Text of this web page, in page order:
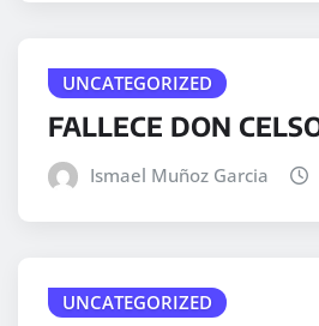
UNCATEGORIZED
FALLECE DON
Ismael Muñoz Garcia
UNCATEGORIZED